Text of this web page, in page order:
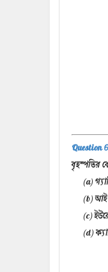
Question
বৃহস্পতির
(a)
(b)
(c)
(d)